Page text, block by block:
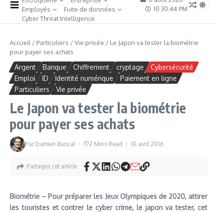
Employés
Fuite de données
Cyber Threat Intelligence
10:30:46 PM
Accueil / Particuliers /Vie privée / Le Japon va tester la biométrie
pour payer ses achats
Argent Banque Chiffrement cryptage
Cybersécurité
Emploi
ID Identité numérique
Paiement en ligne
Particuliers
Vie privée
Le Japon va tester la biométrie
pour payer ses achats
Par Damien Bancal 2 Mins Read 10 avril 2016
Partagez cet article
Biométrie – Pour préparer les Jeux Olympiques de 2020, attirer
les touristes et contrer le cyber crime, le japon va tester, cet